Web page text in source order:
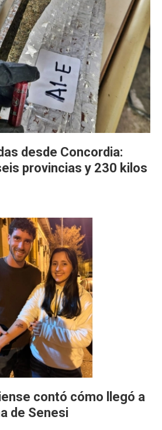
desde Concordia:
provincias y 230 kilos
contó cómo llegó a
de Senesi